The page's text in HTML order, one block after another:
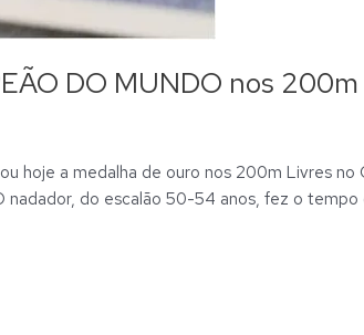
DO MUNDO nos
hoje a medalha de ouro nos 200m Livres
do escalão 50-54 anos, fez o